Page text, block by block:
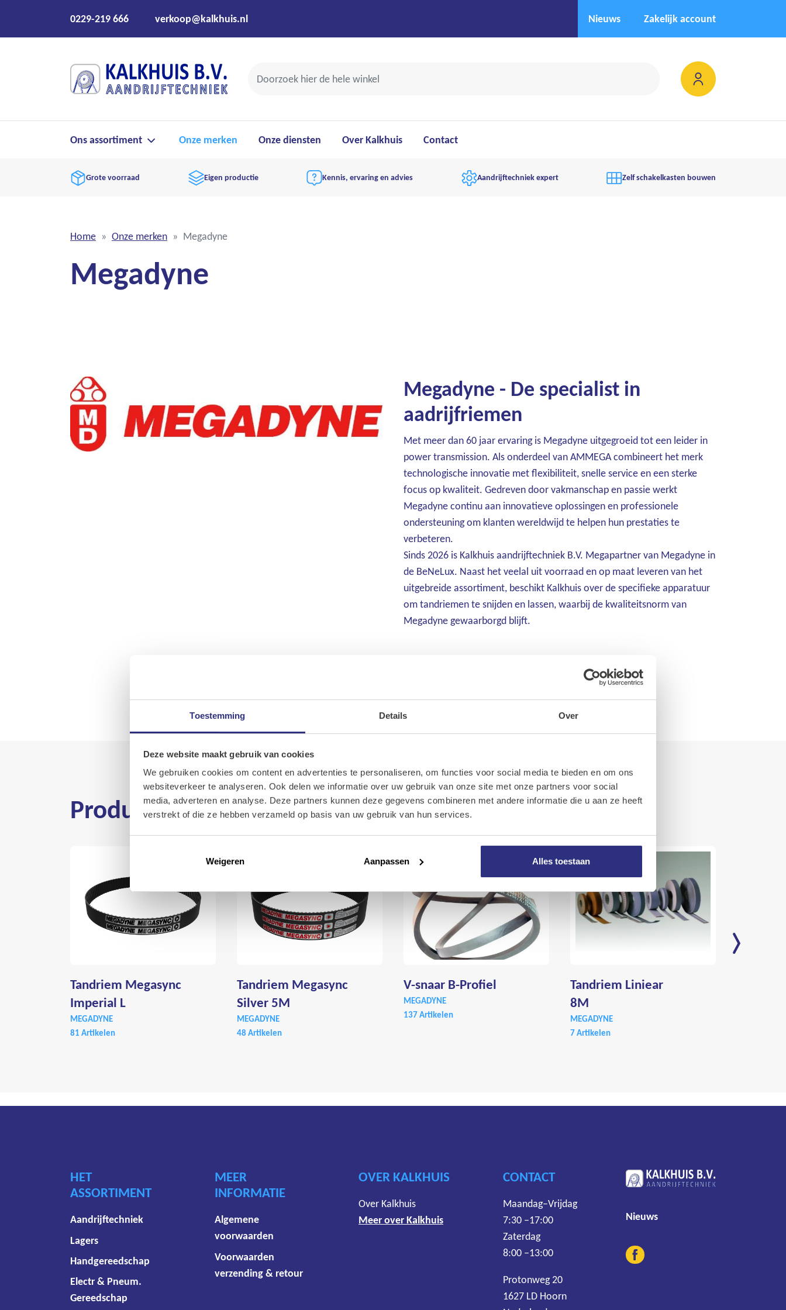
Toestemming Details Over
Deze website maakt gebruik van cookies
We gebruiken cookies om content en advertenties te personaliseren, om functies voor social media te bieden en om ons
websiteverkeer te analyseren. Ook delen we informatie over uw gebruik van onze site met onze partners voor social
media, adverteren en analyse. Deze partners kunnen deze gegevens combineren met andere informatie die u aan ze heeft
verstrekt of die ze hebben verzameld op basis van uw gebruik van hun services.
Weigeren Aanpassen Alles toestaan
Onze diensten
Over Kalkhuis
Contact
0229-219 666 verkoop@kalkhuis.nl Nieuws Zakelijk account
Ons assortiment Onze merken Onze diensten Over Kalkhuis Contact
Grote voorraad Eigen productie Kennis, ervaring en advies Aandrijftechniek expert Zelf schakelkasten bouwen
Home Onze merken Megadyne
Megadyne
Megadyne - De specialist in
aadrijfriemen
Met meer dan 60 jaar ervaring is Megadyne uitgegroeid tot een leider in
power transmission. Als onderdeel van AMMEGA combineert het merk
technologische innovatie met flexibiliteit, snelle service en een sterke
focus op kwaliteit. Gedreven door vakmanschap en passie werkt
Megadyne continu aan innovatieve oplossingen en professionele
ondersteuning om klanten wereldwijd te helpen hun prestaties te
verbeteren.
Sinds 2026 is Kalkhuis aandrijftechniek B.V. Megapartner van Megadyne in
de BeNeLux. Naast het veelal uit voorraad en op maat leveren van het
uitgebreide assortiment, beschikt Kalkhuis over de specifieke apparatuur
om tandriemen te snijden en lassen, waarbij de kwaliteitsnorm van
Megadyne gewaarborgd blijft.
Producten
Tandriem Megasync
Imperial L
MEGADYNE
81 Artikelen
Tandriem Megasync
Silver 5M
MEGADYNE
48 Artikelen
V-snaar B-Profiel
MEGADYNE
137 Artikelen
Tandriem Liniear
8M
MEGADYNE
7 Artikelen
HET
ASSORTIMENT
Aandrijftechniek
Lagers
Handgereedschap
Electr & Pneum.
Gereedschap
MEER
INFORMATIE
Algemene
voorwaarden
Voorwaarden
verzending & retour
OVER KALKHUIS
Over Kalkhuis
Meer over Kalkhuis
CONTACT
Maandag–Vrijdag
7:30 –17:00
Zaterdag
8:00 –13:00
Protonweg 20
1627 LD Hoorn
Nieuws